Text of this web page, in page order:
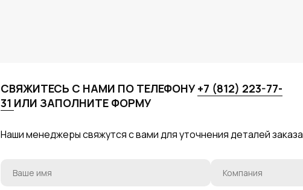
СВЯЖИТЕСЬ С НАМИ ПО ТЕЛЕФОНУ+7 (812) 223-77-
31 ИЛИ ЗАПОЛНИТЕ ФОРМУ
Наши менеджеры свяжутся с вами для уточнения деталей заказа